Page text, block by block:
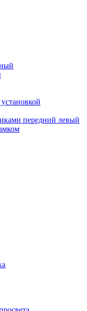
передний левый